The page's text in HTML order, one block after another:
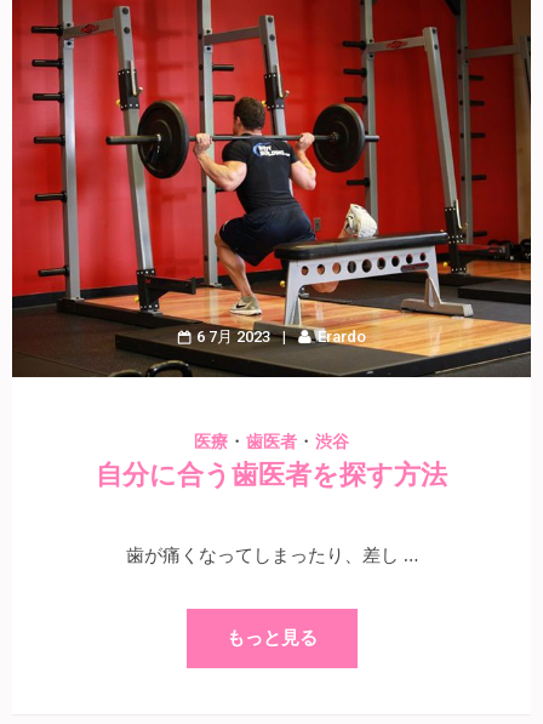
6 7月 2023 Erardo
医療 ・ 歯医者 ・ 渋谷
自分に合う歯医者を探す方法
歯が痛くなってしまったり、差し …
もっと見る